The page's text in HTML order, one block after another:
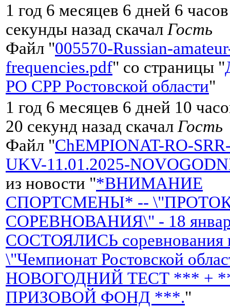
1 год 6 месяцев 6 дней 6
секунды назад скачал Гость
Файл "005570-Russian-
frequencies.pdf" со страницы "
РО СРР Ростовской области"
1 год 6 месяцев 6 дней 10
20 секунд назад скачал Гость
Файл "ChEMPIONAT-RO-
UKV-11.01.2025-
из новости "*ВНИМАНИЕ
СПОРТСМЕНЫ* --
СОРЕВНОВАНИЯ\" - 18
СОСТОЯЛИСЬ соревнования
\"Чемпионат Ростовской
НОВОГОДНИЙ ТЕСТ *** +
ПРИЗОВОЙ ФОНД ***."